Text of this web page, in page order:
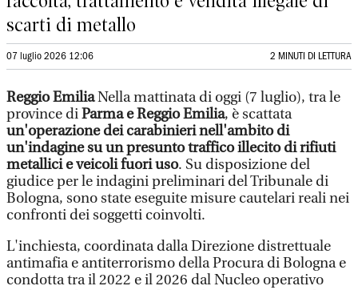
scarti di metallo
07 luglio 2026 12:06 2 MINUTI DI LETTURA
Reggio EmiliaNella mattinata di oggi (7 luglio), tra le
province diParma e Reggio Emilia, è scattata
un'operazione dei carabinieri nell'ambito di
un'indagine su un presunto traffico illecito di rifiuti
metallici e veicoli fuori uso. Su disposizione del
giudice per le indagini preliminari del Tribunale di
Bologna, sono state eseguite misure cautelari reali nei
confronti dei soggetti coinvolti.
L'inchiesta, coordinata dalla Direzione distrettuale
antimafia e antiterrorismo della Procura di Bologna e
condotta tra il 2022 e il 2026 dal Nucleo operativo